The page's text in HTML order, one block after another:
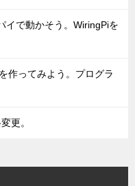
イで動かそう。WiringPiを
作ってみよう。プログラ
更。